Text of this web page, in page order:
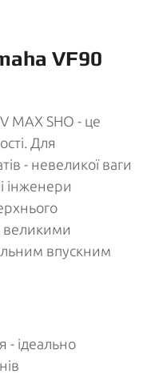
VF90
MAX SHO - це
Для
- невеликої ваги
інженери
великими
впускним
- ідеально